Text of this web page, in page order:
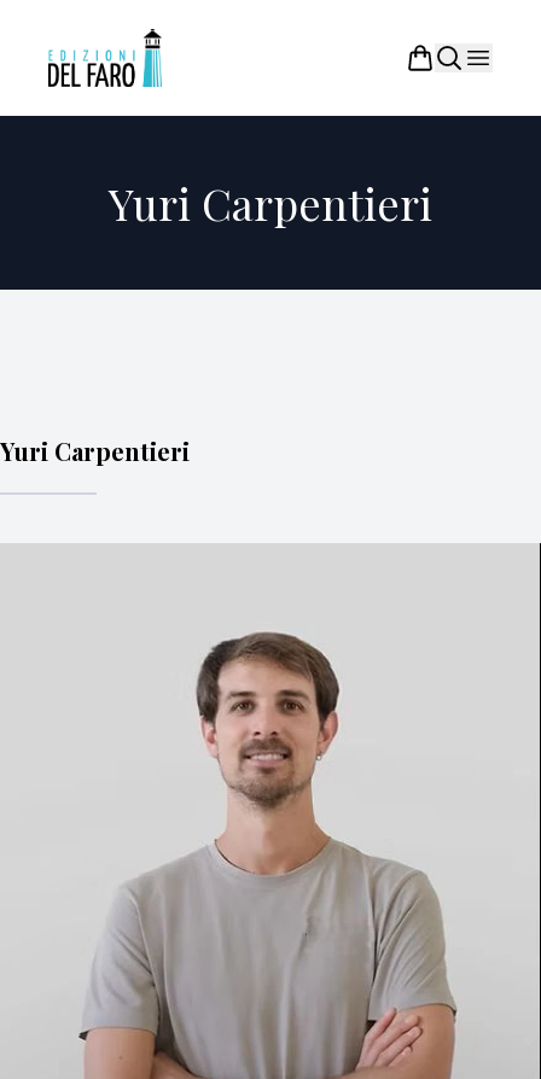
Yuri Carpentieri
Yuri Carpentieri